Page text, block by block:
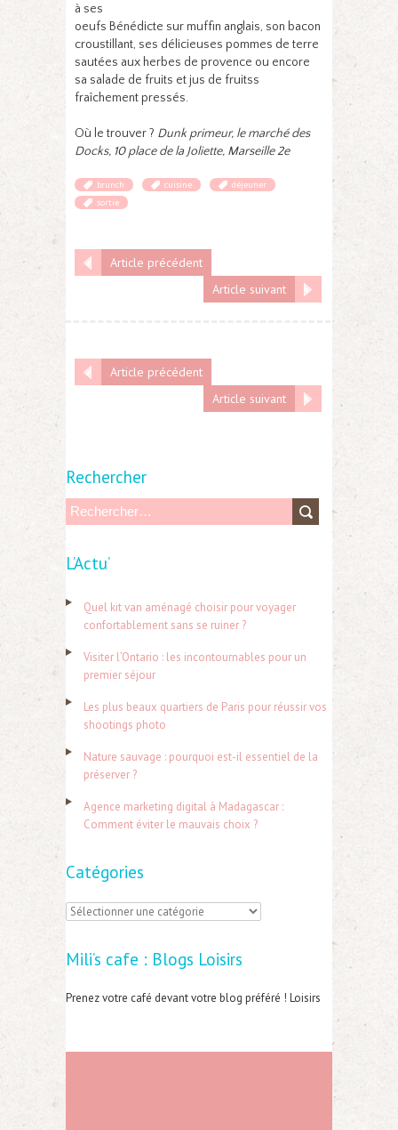
à ses
oeufs Bénédicte sur muffin anglais, son bacon
croustillant, ses délicieuses pommes de terre
sautées aux herbes de provence ou encore
sa salade de fruits et jus de fruitss
fraîchement pressés.
Où le trouver ? Dunk primeur, le marché des
Docks, 10 place de la Joliette, Marseille 2e
brunch cuisine
déjeuner
sortie
Article précédent
Article suivant
Article précédent
Article suivant
Rechercher
h
r
:
L’Actu’
Quel kit van aménagé choisir pour voyager
confortablement sans se ruiner ?
Visiter l’Ontario : les incontournables pour un
premier séjour
Les plus beaux quartiers de Paris pour réussir vos
shootings photo
Nature sauvage : pourquoi est-il essentiel de la
préserver ?
Agence marketing digital à Madagascar :
Comment éviter le mauvais choix ?
Catégories
C
t
é
o
Mili’s cafe : Blogs Loisirs
Prenez votre café devant votre blog préféré ! Loisirs